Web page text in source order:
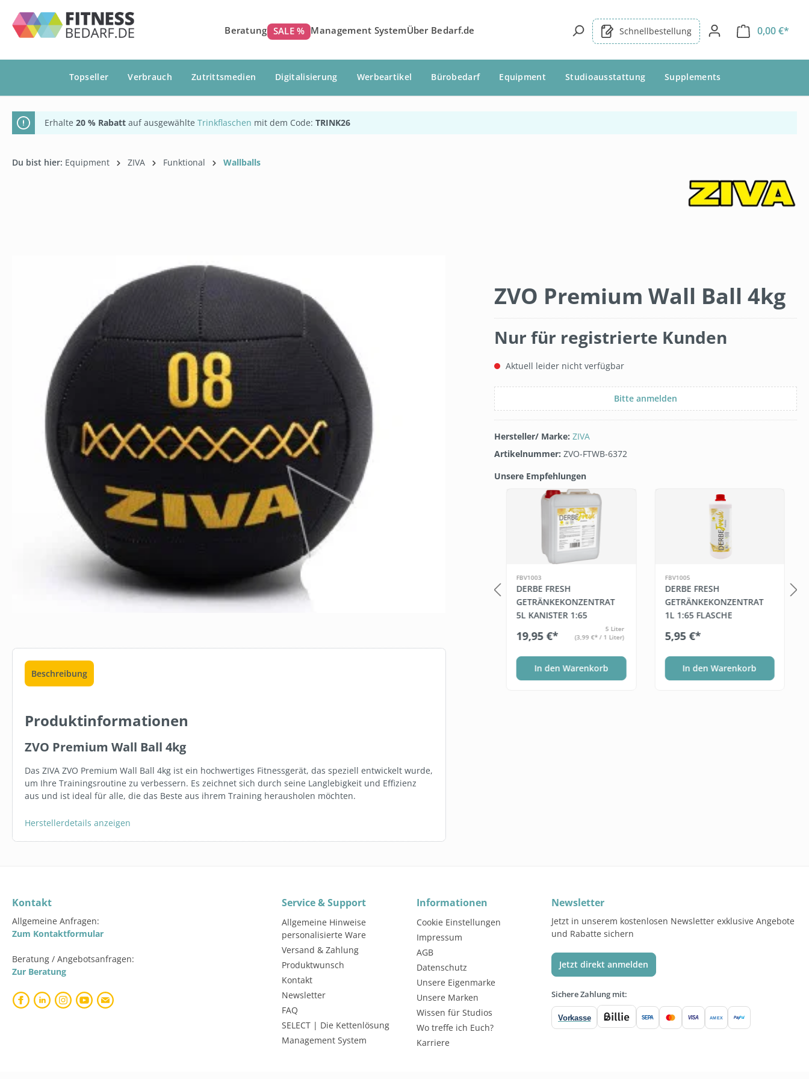
Zur Hauptnavigation springen
Beratung SALE % Management SystemÜber Bedarf.de Schnellbestellung 0,00 €*
Topseller Verbrauch Zutrittsmedien Digitalisierung Werbeartikel Bürobedarf Equipment Studioausstattung Supplements
Erhalte 20 % Rabatt auf ausgewählte Trinkflaschen mit dem Code: TRINK26
Du bist hier: Equipment ZIVA Funktional Wallballs
Beschreibung
Produktinformationen
ZVO Premium Wall Ball 4kg
Das ZIVA ZVO Premium Wall Ball 4kg ist ein hochwertiges Fitnessgerät, das speziell entwickelt wurde,
um Ihre Trainingsroutine zu verbessern. Es zeichnet sich durch seine Langlebigkeit und Effizienz
aus und ist ideal für alle, die das Beste aus ihrem Training herausholen möchten.
Herstellerdetails anzeigen
ZVO Premium Wall Ball 4kg
Nur für registrierte Kunden
Aktuell leider nicht verfügbar
Bitte anmelden
Hersteller/ Marke: ZIVA
Artikelnummer: ZVO-FTWB-6372
Unsere Empfehlungen
Produktgalerie überspringen
BEDARF.DE
FLÄCHENDESINFEKTIONS
FBV1003
DERBE FRESH
GETRÄNKEKONZENTRAT
5L KANISTER 1:65
19,95 €*
5 Liter
(3,99 €* / 1 Liter)
In den Warenkorb
FBV1005
DERBE FRESH
GETRÄNKEKONZENTRAT
1L 1:65 FLASCHE
5,95 €*
In den Warenkorb
Kontakt
Allgemeine Anfragen:
Zum Kontaktformular
Beratung / Angebotsanfragen:
Zur Beratung
Service & Support
Allgemeine Hinweise
personalisierte Ware
Versand & Zahlung
Produktwunsch
Kontakt
Newsletter
FAQ
SELECT | Die Kettenlösung
Management System
Informationen
Cookie Einstellungen
Impressum
AGB
Datenschutz
Unsere Eigenmarke
Unsere Marken
Wissen für Studios
Wo treffe ich Euch?
Karriere
Newsletter
Jetzt in unserem kostenlosen Newsletter exklusive Angebote
und Rabatte sichern
Jetzt direkt anmelden
Sichere Zahlung mit:
Vorkasse SEPA VISA AMEX PayPal